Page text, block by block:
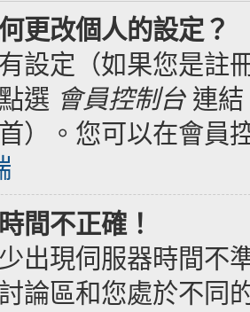
更改個人的設定？
設定（如果您是註
選 會員控制台連結
）。您可以在會員
間不正確！
出現伺服器時間不
論區和您處於不同